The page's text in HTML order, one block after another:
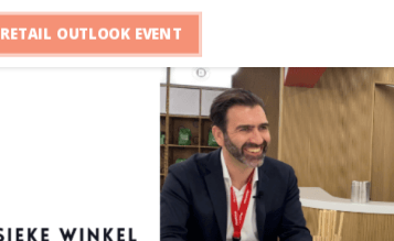
RETAIL OUTLOOK EVENT